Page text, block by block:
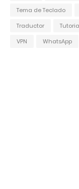
Tema de Teclado
Traductor
VPN
WhatsApp